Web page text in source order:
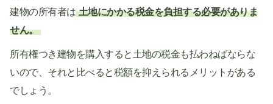
建物の所有者は 土地にかかる税金を負担する必要がありま
せん。
所有権つき建物を購入すると土地の税金も払わねばならな
いので、それと比べると税額を抑えられるメリットがある
でしょう。